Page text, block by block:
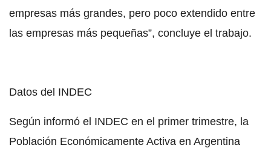
empresas más grandes, pero poco extendido entre
las empresas más pequeñas”, concluye el trabajo.
Datos del INDEC
Según informó el INDEC en el primer trimestre, la
Población Económicamente Activa en Argentina